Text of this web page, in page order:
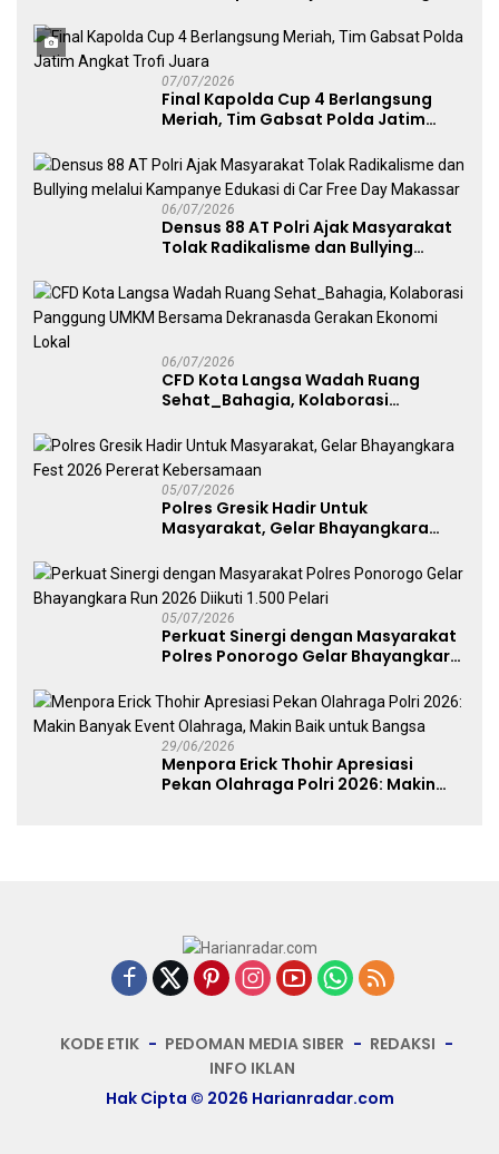
Penggunaan Senjata Api
07/07/2026
Final Kapolda Cup 4 Berlangsung
Meriah, Tim Gabsat Polda Jatim
06/07/2026
Densus 88 AT Polri Ajak Masyarakat
Tolak Radikalisme dan Bullying
Free Day Makassar
06/07/2026
CFD Kota Langsa Wadah Ruang
Sehat_Bahagia, Kolaborasi
Dekranasda Gerakan Ekonomi Lokal
05/07/2026
Polres Gresik Hadir Untuk
Masyarakat, Gelar Bhayangkara
05/07/2026
Perkuat Sinergi dengan Masyarakat
Polres Ponorogo Gelar Bhayangkara
29/06/2026
Menpora Erick Thohir Apresiasi
Pekan Olahraga Polri 2026: Makin
KODE ETIK PEDOMAN MEDIA SIBER
REDAKSI
INFO IKLAN
Hak Cipta © 2026 Harianradar.com